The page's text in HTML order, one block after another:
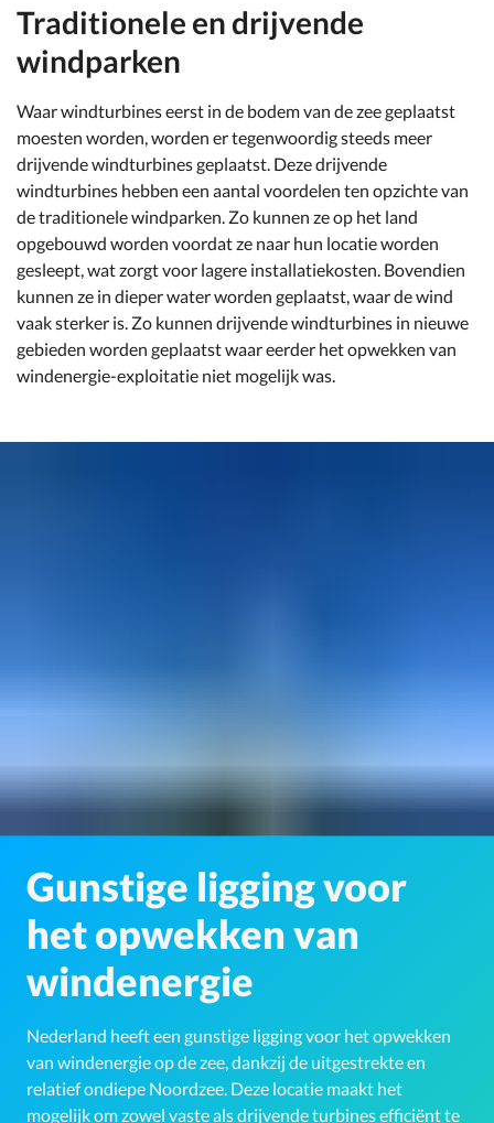
Traditionele en drijvende
windparken
Waar windturbines eerst in de bodem van de zee geplaatst
moesten worden, worden er tegenwoordig steeds meer
drijvende windturbines geplaatst. Deze drijvende
windturbines hebben een aantal voordelen ten opzichte van
de traditionele windparken. Zo kunnen ze op het land
opgebouwd worden voordat ze naar hun locatie worden
gesleept, wat zorgt voor lagere installatiekosten. Bovendien
kunnen ze in dieper water worden geplaatst, waar de wind
vaak sterker is. Zo kunnen drijvende windturbines in nieuwe
gebieden worden geplaatst waar eerder het opwekken van
windenergie-exploitatie niet mogelijk was.
Gunstige ligging voor
het opwekken van
windenergie
Nederland heeft een gunstige ligging voor het opwekken
van windenergie op de zee, dankzij de uitgestrekte en
relatief ondiepe Noordzee. Deze locatie maakt het
mogelijk om zowel vaste als drijvende turbines efficiënt te